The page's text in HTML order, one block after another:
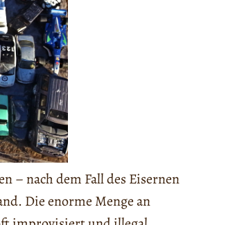
– nach dem Fall des Eisernen
Die enorme Menge an